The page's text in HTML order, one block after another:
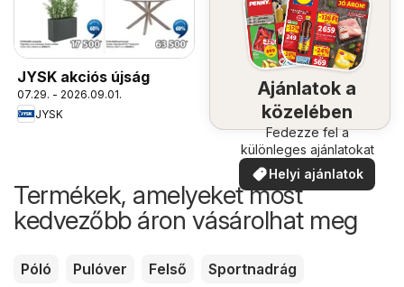
JYSK akciós újság
07.29. - 2026.09.01.
JYSK
Ajánlatok a
közelében
Fedezze fel a
különleges ajánlatokat
Helyi ajánlatok
Termékek, amelyeket most
kedvezőbb áron vásárolhat meg
Póló Pulóver Felső Sportnadrág